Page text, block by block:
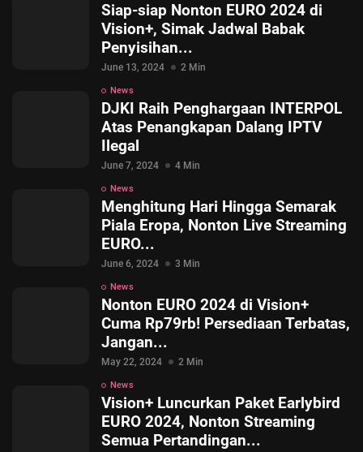
Siap-siap Nonton EURO 2024 di
Vision+, Simak Jadwal Babak
Penyisihan...
June 13, 2024 2 Min
News
DJKI Raih Penghargaan INTERPOL
Atas Penangkapan Dalang IPTV
Ilegal
June 7, 2024 4 Min
News
Menghitung Hari Hingga Semarak
Piala Eropa, Nonton Live Streaming
EURO...
June 6, 2024 3 Min
News
Nonton EURO 2024 di Vision+
Cuma Rp79rb! Persediaan Terbatas,
Jangan...
May 22, 2024 2 Min
News
Vision+ Luncurkan Paket Earlybird
EURO 2024, Nonton Streaming
Semua Pertandingan...